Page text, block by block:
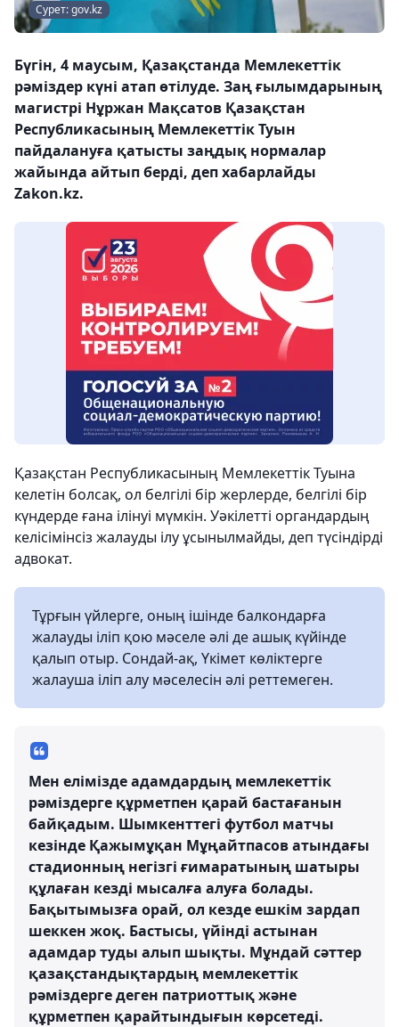
Сурет: gov.kz
Бүгін, 4 маусым, Қазақстанда Мемлекеттік
рәміздер күні атап өтілуде. Заң ғылымдарының
магистрі Нұржан Мақсатов Қазақстан
Республикасының Мемлекеттік Туын
пайдалануға қатысты заңдық нормалар
жайында айтып берді, деп хабарлайды
Zakon.kz.
Қазақстан Республикасының Мемлекеттік Туына
келетін болсақ, ол белгілі бір жерлерде, белгілі бір
күндерде ғана ілінуі мүмкін. Уәкілетті органдардың
келісімінсіз жалауды ілу ұсынылмайды, деп түсіндірді
адвокат.
Тұрғын үйлерге, оның ішінде балкондарға
жалауды іліп қою мәселе әлі де ашық күйінде
қалып отыр. Сондай-ақ, Үкімет көліктерге
жалауша іліп алу мәселесін әлі реттемеген.
Мен елімізде адамдардың мемлекеттік
рәміздерге құрметпен қарай бастағанын
байқадым. Шымкенттегі футбол матчы
кезінде Қажымұқан Мұңайтпасов атындағы
стадионның негізгі ғимаратының шатыры
құлаған кезді мысалға алуға болады.
Бақытымызға орай, ол кезде ешкім зардап
шеккен жоқ. Бастысы, үйінді астынан
адамдар туды алып шықты. Мұндай сәттер
қазақстандықтардың мемлекеттік
рәміздерге деген патриоттық және
құрметпен қарайтындығын көрсетеді.